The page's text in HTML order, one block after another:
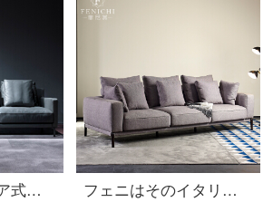
フェニのイタリア式極簡頭階牛のソファグレーの客間3人羽毛現代イタリア皮ソファ【全本革】Firenzeシリーズ3人
フェニはそのイタリア式の極簡単な布芸のソファーの後で近代的な大きい家型の客間の煙は色の実木の柔らかい包みの3人の位をいぶします。